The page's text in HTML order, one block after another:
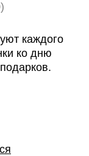
каждого
ко дню